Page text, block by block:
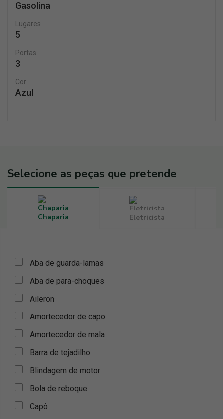
Gasolina
Lugares
5
Portas
3
Cor
Azul
Selecione as peças que pretende
Chaparia Eletricista
Aba de guarda-lamas
Aba de para-choques
Aileron
Amortecedor de capô
Amortecedor de mala
Barra de tejadilho
Blindagem de motor
Bola de reboque
Capô